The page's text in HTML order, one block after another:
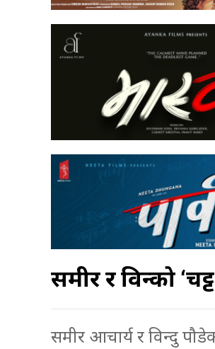
समीर र विन्दुको
समीर आचार्य र विन्दु